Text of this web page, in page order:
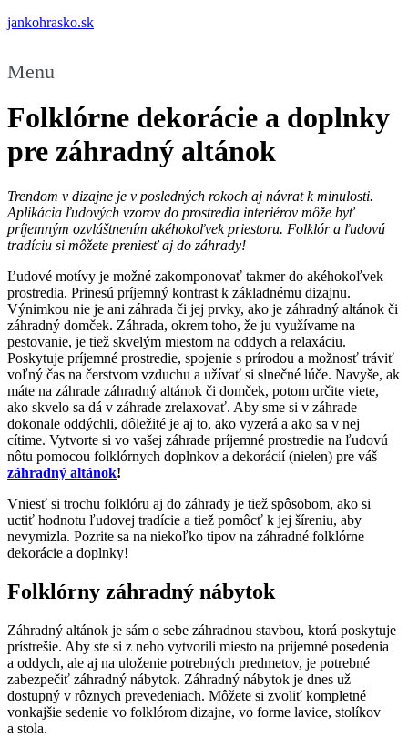
jankohrasko.sk
Menu
Folklórne dekorácie a doplnky
pre záhradný altánok
Trendom v dizajne je v posledných rokoch aj návrat k minulosti.
Aplikácia ľudových vzorov do prostredia interiérov môže byť
príjemným ozvláštnením akéhokoľvek priestoru. Folklór a ľudovú
tradíciu si môžete preniesť aj do záhrady!
Ľudové motívy je možné zakomponovať takmer do akéhokoľvek
prostredia. Prinesú príjemný kontrast k základnému dizajnu.
Výnimkou nie je ani záhrada či jej prvky, ako je záhradný altánok či
záhradný domček. Záhrada, okrem toho, že ju využívame na
pestovanie, je tiež skvelým miestom na oddych a relaxáciu.
Poskytuje príjemné prostredie, spojenie s prírodou a možnosť tráviť
voľný čas na čerstvom vzduchu a užívať si slnečné lúče. Navyše, ak
máte na záhrade záhradný altánok či domček, potom určite viete,
ako skvelo sa dá v záhrade zrelaxovať. Aby sme si v záhrade
dokonale oddýchli, dôležité je aj to, ako vyzerá a ako sa v nej
cítime. Vytvorte si vo vašej záhrade príjemné prostredie na ľudovú
nôtu pomocou folklórnych doplnkov a dekorácií (nielen) pre váš
záhradný altánok!
Vniesť si trochu folklóru aj do záhrady je tiež spôsobom, ako si
uctiť hodnotu ľudovej tradície a tiež pomôcť k jej šíreniu, aby
nevymizla. Pozrite sa na niekoľko tipov na záhradné folklórne
dekorácie a doplnky!
Folklórny záhradný nábytok
Záhradný altánok je sám o sebe záhradnou stavbou, ktorá poskytuje
prístrešie. Aby ste si z neho vytvorili miesto na príjemné posedenia
a oddych, ale aj na uloženie potrebných predmetov, je potrebné
zabezpečiť záhradný nábytok. Záhradný nábytok je dnes už
dostupný v rôznych prevedeniach. Môžete si zvoliť kompletné
vonkajšie sedenie vo folklórom dizajne, vo forme lavice, stolíkov
a stola.